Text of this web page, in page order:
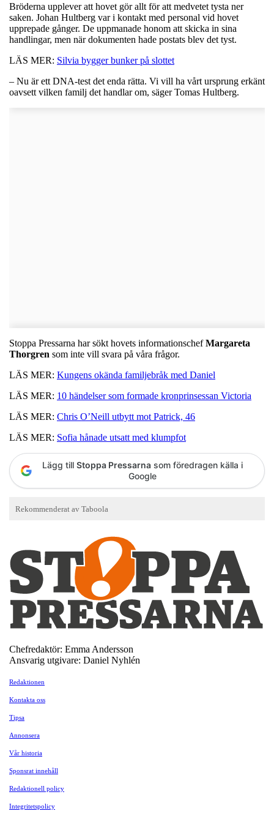
Bröderna upplever att hovet gör allt för att medvetet tysta ner
saken. Johan Hultberg var i kontakt med personal vid hovet
upprepade gånger. De uppmanade honom att skicka in sina
handlingar, men när dokumenten hade postats blev det tyst.
LÄS MER: Silvia bygger bunker på slottet
– Nu är ett DNA-test det enda rätta. Vi vill ha vårt ursprung erkänt
oavsett vilken familj det handlar om, säger Tomas Hultberg.
Stoppa Pressarna har sökt hovets informationschefMargareta
Thorgren som inte vill svara på våra frågor.
LÄS MER: Kungens okända familjebråk med Daniel
LÄS MER: 10 händelser som formade kronprinsessan Victoria
LÄS MER: Chris O’Neill utbytt mot Patrick, 46
LÄS MER: Sofia hånade utsatt med klumpfot
Lägg till Stoppa Pressarna som föredragen källa i
Google
Chefredaktör: Emma Andersson
Ansvarig utgivare: Daniel Nyhlén
Redaktionen
Kontakta oss
Tipsa
Annonsera
Vår historia
Sponsrat innehåll
Redaktionell policy
Integritetspolicy